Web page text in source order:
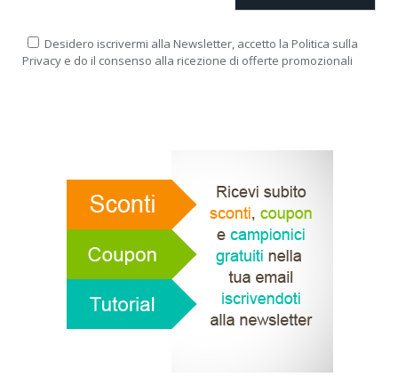
Desidero iscrivermi alla Newsletter, accetto la Politica sulla
Privacy e do il consenso alla ricezione di offerte promozionali